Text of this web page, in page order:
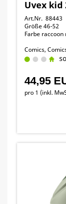
Uvex kid
Art.Nr. 88443
Größe 46-52
Farbe raccoon
Comics,
bei den
Der
44,95
pro 1 (inkl.